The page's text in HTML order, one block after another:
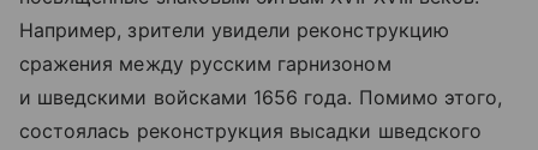
Например, зрители увидели реконструкцию
сражения между русским гарнизоном
и шведскими войсками 1656 года. Помимо этого,
состоялась реконструкция высадки шведского